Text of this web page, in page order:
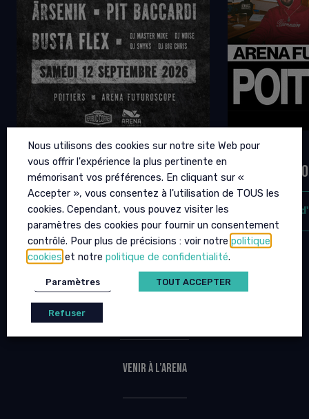
URBAN CORNER 2
12 SEPTEMBRE 2026 - 19H00
plus d'infos
BIGFLO
02 OCTOBRE
plus
Venir à l’Arena
Nous utilisons des cookies sur notre site Web pour
vous offrir l'expérience la plus pertinente en
mémorisant vos préférences. En cliquant sur «
Accepter », vous consentez à l'utilisation de TOUS les
cookies. Cependant, vous pouvez visiter les
paramètres des cookies pour fournir un consentement
contrôlé. Pour plus de précisions : voir notre politique
cookies et notre politique de confidentialité.
Paramètres TOUT ACCEPTER
Refuser